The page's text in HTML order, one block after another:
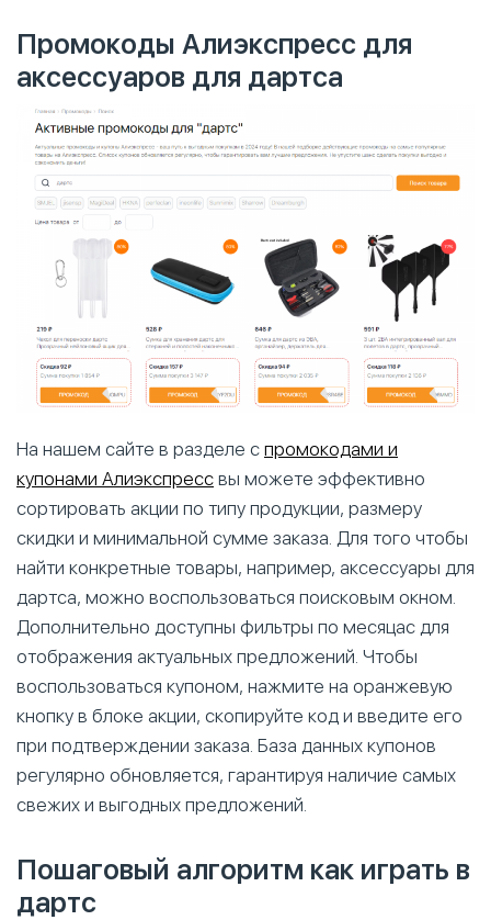
Промокоды Алиэкспресс для
аксессуаров для дартса
На нашем сайте в разделе с промокодами и
купонами Алиэкспресс вы можете эффективно
сортировать акции по типу продукции, размеру
скидки и минимальной сумме заказа. Для того чтобы
найти конкретные товары, например, аксессуары для
дартса, можно воспользоваться поисковым окном.
Дополнительно доступны фильтры по месяцас для
отображения актуальных предложений. Чтобы
воспользоваться купоном, нажмите на оранжевую
кнопку в блоке акции, скопируйте код и введите его
при подтверждении заказа. База данных купонов
регулярно обновляется, гарантируя наличие самых
свежих и выгодных предложений.
Пошаговый алгоритм как играть в
дартс